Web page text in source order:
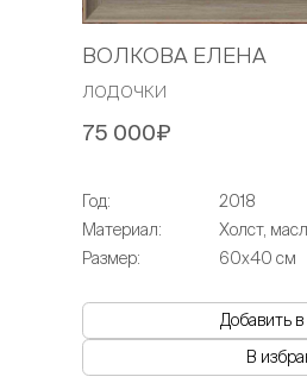
ВОЛКОВА ЕЛЕНА
лодочки
75 000₽
Год:
2018
Материал:
Холст,
Размер:
60х40 см
Добавить
В